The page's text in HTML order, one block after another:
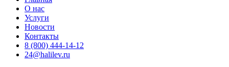
О нас
Услуги
Новости
Контакты
8 (800) 444-14-12
24@halilev.ru